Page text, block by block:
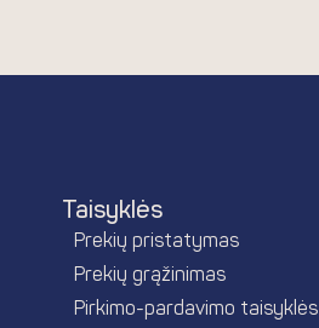
Taisyklės
Prekių pristatymas
Prekių grąžinimas
Pirkimo-pardavimo taisyklės